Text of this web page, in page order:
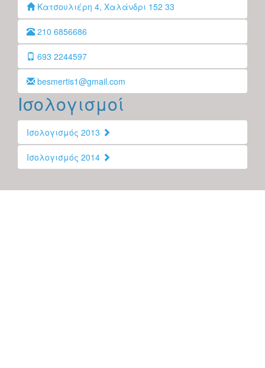
Κατσουλιέρη 4, Χαλάνδρι 152 33
210 6856686
693 2244597
besmertis1@gmail.com
Ισολογισμοί
Ισολογισμός 2013
Ισολογισμός 2014